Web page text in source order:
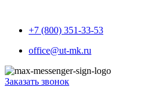
содержимому
+7 (800) 351-33-53
office@ut-mk.ru
Заказать звонок